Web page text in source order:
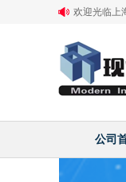
欢迎光临上
公司